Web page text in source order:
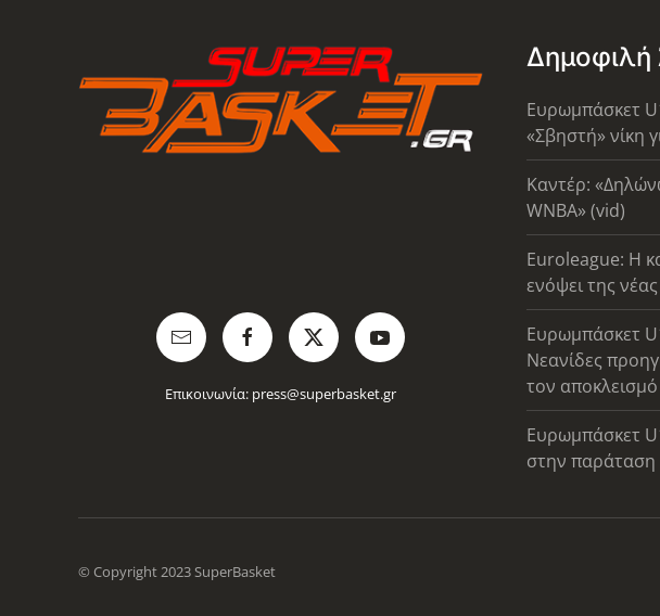
Επικοινωνία: press@superbasket.gr
Ευρωμπάσκετ
«Σβηστή» νίκη
Καντέρ:
WNBA» (vid)
Euroleague: Η
ενόψει της
Ευρωμπάσκετ
Νεανίδες
τον
Ευρωμπάσκετ
στην παράταση
© Copyright 2023 SuperBasket